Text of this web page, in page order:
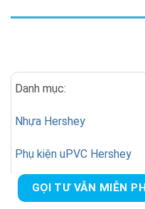
Danh mục:
Nhựa Hershey
Phụ kiện uPVC Hershey
GỌI TƯ VẪN MIỄN PHÍ